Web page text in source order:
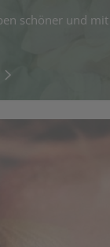
schöner und